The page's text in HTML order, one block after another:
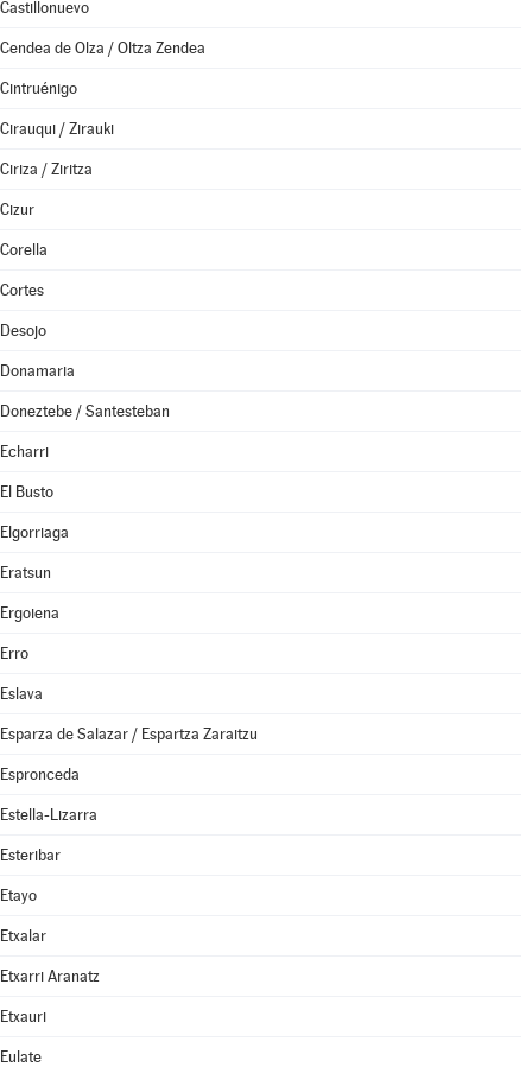
Castillonuevo
Cendea de Olza / Oltza Zendea
Cintruénigo
Cirauqui / Zirauki
Ciriza / Ziritza
Cizur
Corella
Cortes
Desojo
Donamaria
Doneztebe / Santesteban
Echarri
El Busto
Elgorriaga
Eratsun
Ergoiena
Erro
Eslava
Esparza de Salazar / Espartza Zaraitzu
Espronceda
Estella-Lizarra
Esteribar
Etayo
Etxalar
Etxarri Aranatz
Etxauri
Eulate